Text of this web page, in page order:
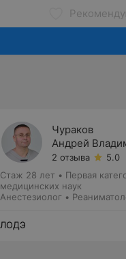
Чураков
Андрей
2 отзыва
5.0
Стаж 28 лет • Первая
медицинских наук
Анестезиолог •
ЛОДЭ